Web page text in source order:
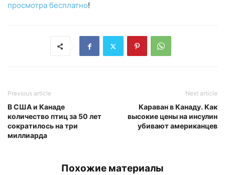
просмотра бесплатно!
Previous article
В США и Канаде
количество птиц за 50 лет
сократилось на три
миллиарда
Next article
Караван в Канаду. Как
высокие цены на инсулин
убивают американцев
Похожие материалы